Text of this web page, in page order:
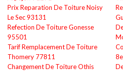
Prix Reparation De Toiture Noisy
Le Sec 93131
Refection De Toiture Gonesse
95501
Tarif Remplacement De Toiture
Thomery 77811
Changement De Toiture Othis